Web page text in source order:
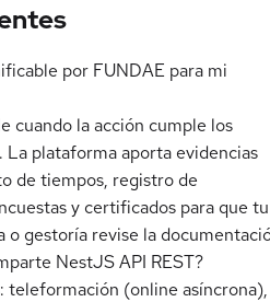
por FUNDAE para mi
cuando la acción cumple los
La plataforma aporta evidencias
de tiempos, registro de
y certificados para que tu
o gestoría revise la
NestJS API REST?
teleformación (online asíncrona),